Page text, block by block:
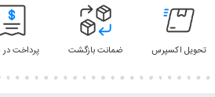
تحویل اکسپرس ضمانت بازگشت پرداخت